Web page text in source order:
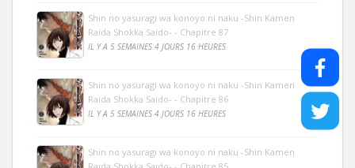
Shin no yasuragi wa konoyo ni naku -Shin Kamen
Raida Shokka Saido- - Chapitre 87
IL Y A 5 SEMAINES 4 JOURS 16 HEURES
Shin no yasuragi wa konoyo ni naku -Shin Kamen
Raida Shokka Saido- - Chapitre 86
IL Y A 5 SEMAINES 4 JOURS 16 HEURES
Shin no yasuragi wa konoyo ni naku -Shin Kamen
Raida Shokka Saido- - Chapitre 85